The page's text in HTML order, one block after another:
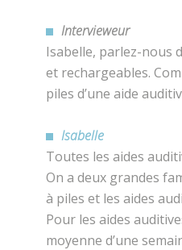
Intervieweur
Isabelle, parlez-nous
et rechargeables.
piles d’une aide
Isabelle
Toutes les aides
On a deux grandes
à piles et les aides
Pour les aides
moyenne d’une